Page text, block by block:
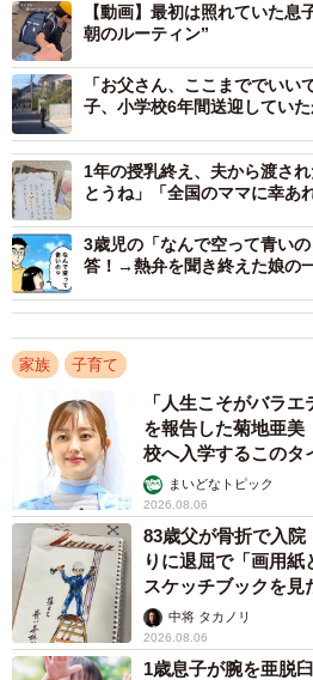
【動画】最初は照れていた
朝のルーティン”
「お父さん、ここまででいい
子、小学校6年間送迎してい
1年の授乳終え、夫から渡さ
とうね」「全国のママに幸あ
3歳児の「なんで空って青い
答！→熱弁を聞き終えた娘の
家族 子育て
「人生こそがバラ
を報告した菊地亜
校へ入学するこのタ
まいどなトピック
2026.08.06
83歳父が骨折で入
りに退屈で「画用
スケッチブックを見
ますよ…」
中将 タカノリ
2026.08.06
1歳息子が腕を亜脱